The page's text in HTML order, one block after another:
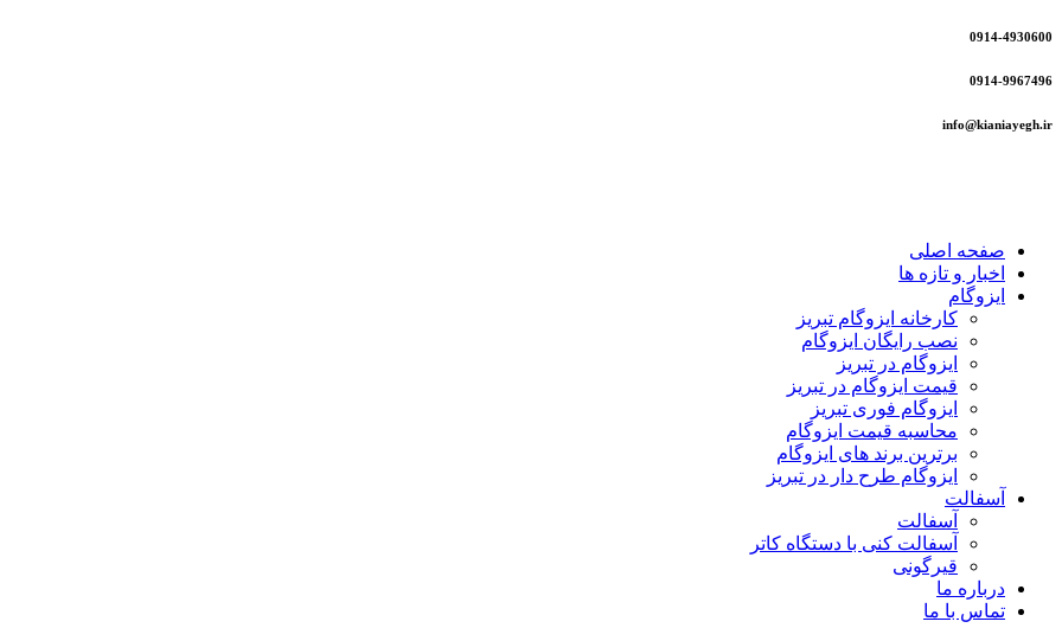
0914-4930600
0914-9967496
info@kianiayegh.ir
صفحه اصلی
اخبار و تازه ها
ایزوگام
کارخانه ایزوگام تبریز
نصب رایگان ایزوگام
ایزوگام در تبریز
قیمت ایزوگام در تبریز
ایزوگام فوری تبریز
محاسبه قیمت ایزوگام
برترین برند های ایزوگام
ایزوگام طرح دار در تبریز
آسفالت
آسفالت
آسفالت کنی با دستگاه کاتر
قیرگونی
درباره ما
تماس با ما